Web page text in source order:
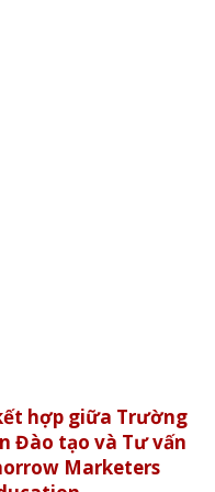
hợp giữa Trường
Đào tạo và Tư vấn
Marketers